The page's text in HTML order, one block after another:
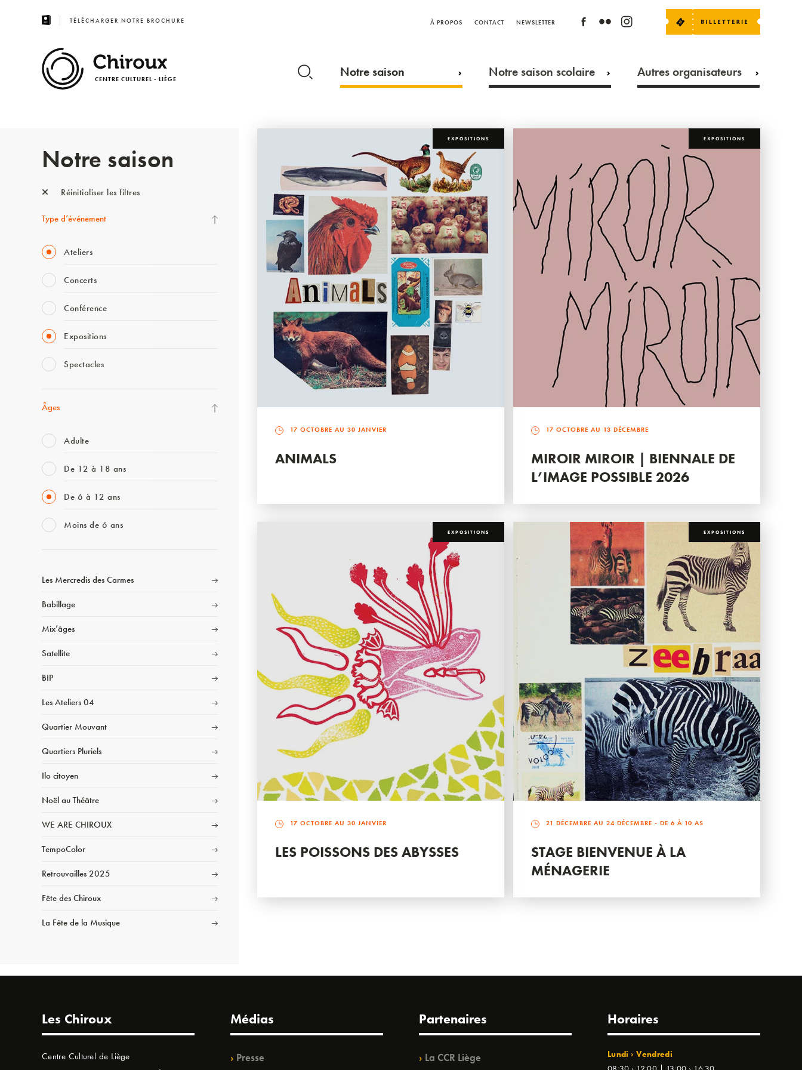
TÉLÉCHARGER NOTRE BROCHURE À PROPOS CONTACT NEWSLETTER
CENTRE CULTUREL - LIÈGE Notre saison Notre saison scolaire Autres organisateurs
Notre saison
Réinitialiser les filtres
Type d’événement
Ateliers
Concerts
Conférence
Expositions
Spectacles
Âges
Adulte
De 12 à 18 ans
De 6 à 12 ans
Moins de 6 ans
Les Mercredis des Carmes
Babillage
Mix’âges
Satellite
BIP
Les Ateliers 04
Quartier Mouvant
Quartiers Pluriels
Ilo citoyen
Noël au Théâtre
WE ARE CHIROUX
TempoColor
Retrouvailles 2025
Fête des Chiroux
La Fête de la Musique
EXPOSITIONS
17 OCTOBRE AU 30 JANVIER
ANIMALS
EXPOSITIONS
17 OCTOBRE AU 13 DÉCEMBRE
MIROIR MIROIR | BIENNALE DE
L’IMAGE POSSIBLE 2026
EXPOSITIONS
17 OCTOBRE AU 30 JANVIER
LES POISSONS DES ABYSSES
EXPOSITIONS
21 DÉCEMBRE AU 24 DÉCEMBRE - DE 6 À 10 AS
STAGE BIENVENUE À LA
MÉNAGERIE
Les Chiroux
Centre Culturel de Liège
Médias
Presse
Partenaires
La CCR Liège
Horaires
Lundi › Vendredi